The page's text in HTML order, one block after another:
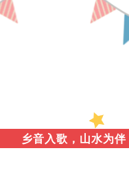
乡音入歌，山水为伴